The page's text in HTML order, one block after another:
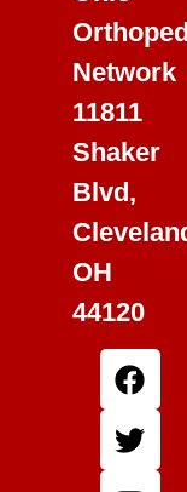
Network
11811
Shaker
Blvd,
OH
44120